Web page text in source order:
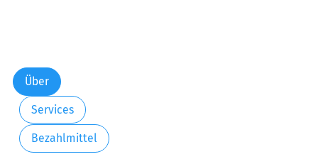
Über
Services
Bezahlmittel